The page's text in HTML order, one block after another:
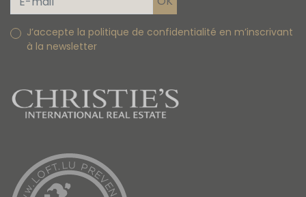
J’accepte la politique de confidentialité en m’inscrivant
à la newsletter